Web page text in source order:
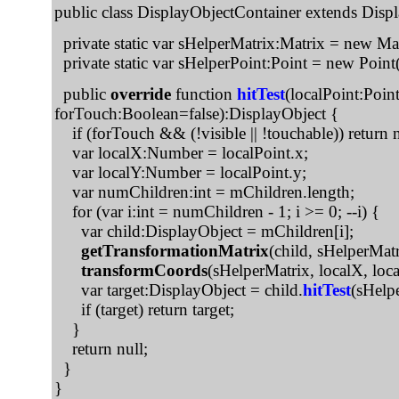
public class DisplayObjectContainer extends
private static var sHelperMatrix:Matrix = new
private static var sHelperPoint:Point = new
public override function hitTest
forTouch:Boolean=false):DisplayObject {
if (forTouch && (!visible || !touchable)) return
var localX:Number = localPoint.x;
var localY:Number = localPoint.y;
var numChildren:int = mChildren.length;
for (var i:int = numChildren - 1; i >= 0; --i) {
var child:DisplayObject = mChildren[i];
getTransformationMatrix(child,
transformCoords(sHelperMatrix, localX,
var target:DisplayObject = child.hitTest
if (target) return target;
}
return null;
}
}